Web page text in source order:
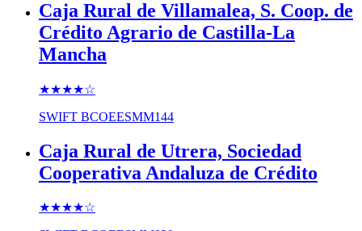
Caja Rural de Villamalea, S. Coop. de
Crédito Agrario de Castilla-La
Mancha
★★★★☆
SWIFT BCOEESMM144
Caja Rural de Utrera, Sociedad
Cooperativa Andaluza de Crédito
★★★★☆